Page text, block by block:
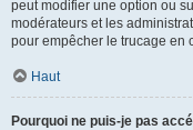
peut modifier une option ou
modérateurs et les
pour empêcher le trucage en
Haut
Pourquoi ne puis-je pas